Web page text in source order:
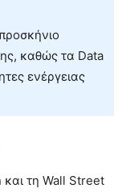
καθώς τα Data
ενέργειας
και τη Wall Street